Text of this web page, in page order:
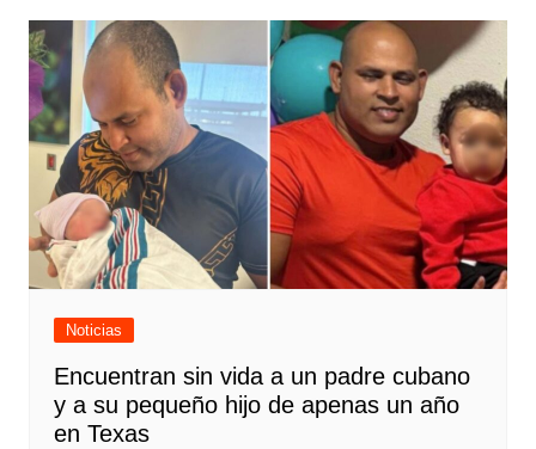
Noticias
Encuentran sin vida a un padre cubano
y a su pequeño hijo de apenas un año
en Texas